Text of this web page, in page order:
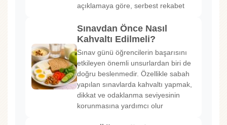
açıklamaya göre, serbest rekabet
Sınavdan Önce Nasıl
Kahvaltı Edilmeli?
Sınav günü öğrencilerin başarısını
etkileyen önemli unsurlardan biri de
doğru beslenmedir. Özellikle sabah
yapılan sınavlarda kahvaltı yapmak,
dikkat ve odaklanma seviyesinin
korunmasına yardımcı olur